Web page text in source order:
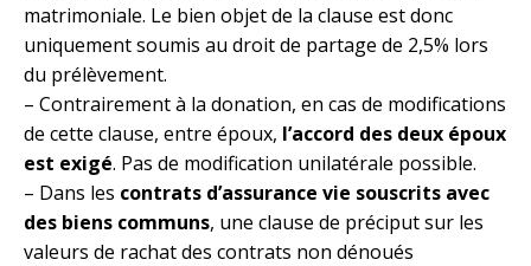
matrimoniale. Le bien objet de la clause est donc
uniquement soumis au droit de partage de 2,5% lors
du prélèvement.
– Contrairement à la donation, en cas de modifications
de cette clause, entre époux, l’accord des deux époux
est exigé. Pas de modification unilatérale possible.
– Dans les contrats d’assurance vie souscrits avec
des biens communs, une clause de préciput sur les
valeurs de rachat des contrats non dénoués